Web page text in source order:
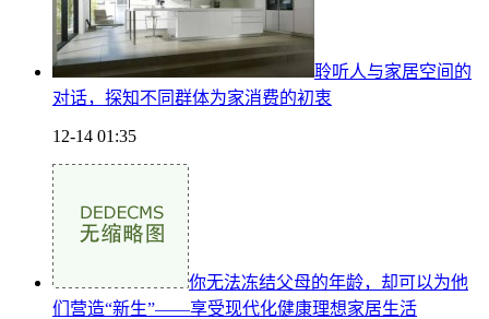
聆听人与家居空间的
对话，探知不同群体为家消费的初衷
12-14 01:35
你无法冻结父母的年龄，却可以为他
们营造“新生”——享受现代化健康理想家居生活